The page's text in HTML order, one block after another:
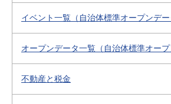
イベント一覧（自治体標準オープンデー
オープンデータ一覧（自治体標準オープ
不動産と税金